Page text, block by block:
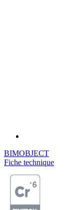
BIMOBJECT
Fiche technique